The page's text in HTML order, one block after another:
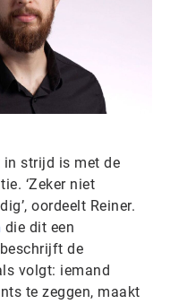
strijd is met de
‘Zeker niet
oordeelt Reiner.
die dit een
de
volgt: iemand
te zeggen, maakt